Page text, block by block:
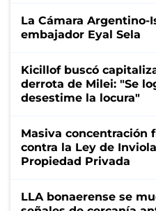
La Cámara Argentino-
embajador Eyal Sela
Kicillof buscó
derrota de Milei: "Se
desestime la locura"
Masiva concentración
contra la Ley de
Propiedad Privada
LLA bonaerense se